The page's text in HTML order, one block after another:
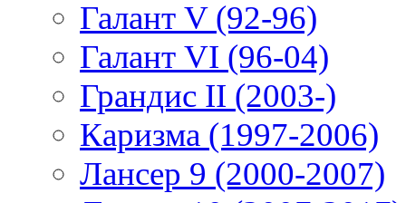
Галант V (92-96)
Галант VI (96-04)
Грандис II (2003-)
Каризма (1997-2006)
Лансер 9 (2000-2007)